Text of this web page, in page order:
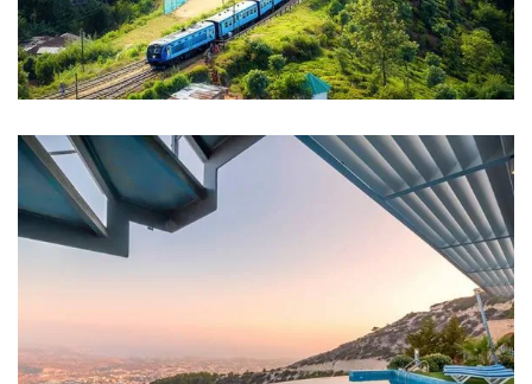
WILDLIFE
Minimalist Art House